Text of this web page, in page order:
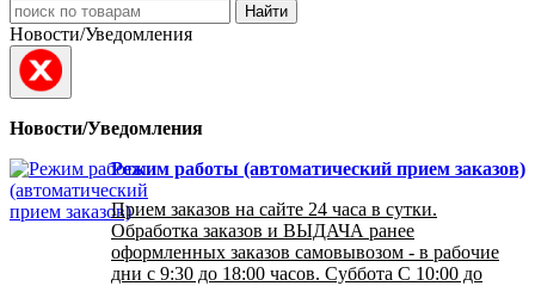
Найти
Новости/Уведомления
Новости/Уведомления
Режим работы (автоматический прием заказов)
Прием заказов на сайте 24 часа в сутки.
Обработка заказов и ВЫДАЧА ранее
оформленных заказов самовывозом - в рабочие
дни с 9:30 до 18:00 часов. Суббота С 10:00 до